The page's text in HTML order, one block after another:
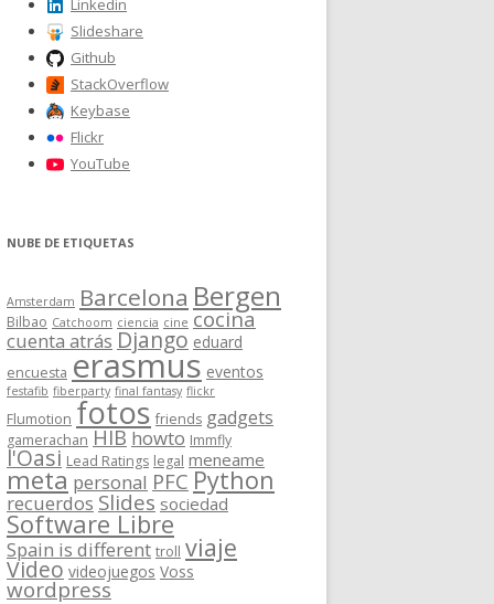
Linkedin
Slideshare
Github
StackOverflow
Keybase
Flickr
YouTube
NUBE DE ETIQUETAS
Amsterdam Barcelona Bergen
Bilbao Catchoom ciencia cine cocina
cuenta atrás Django eduard
encuesta erasmus eventos
festafib fiberparty final fantasy flickr
Flumotion fotos friends gadgets
gamerachan HIB howto Immfly
l'Oasi Lead Ratings legal meneame
meta personal PFC Python
recuerdos Slides sociedad
Software Libre
Spain is different troll viaje
Video videojuegos Voss
wordpress